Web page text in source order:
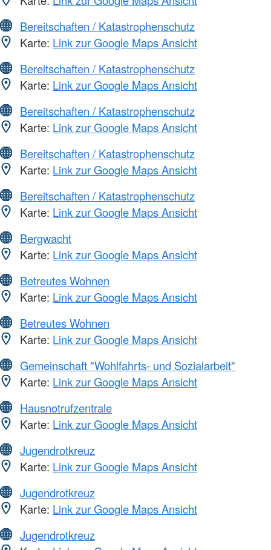
Bereitschaften / Katastrophenschutz
Karte: Link zur Google Maps Ansicht
Bereitschaften / Katastrophenschutz
Karte: Link zur Google Maps Ansicht
Bereitschaften / Katastrophenschutz
Karte: Link zur Google Maps Ansicht
Bereitschaften / Katastrophenschutz
Karte: Link zur Google Maps Ansicht
Bereitschaften / Katastrophenschutz
Karte: Link zur Google Maps Ansicht
Bergwacht
Karte: Link zur Google Maps Ansicht
Betreutes Wohnen
Karte: Link zur Google Maps Ansicht
Betreutes Wohnen
Karte: Link zur Google Maps Ansicht
Gemeinschaft "Wohlfahrts- und Sozialarbeit"
Karte: Link zur Google Maps Ansicht
Hausnotrufzentrale
Karte: Link zur Google Maps Ansicht
Jugendrotkreuz
Karte: Link zur Google Maps Ansicht
Jugendrotkreuz
Karte: Link zur Google Maps Ansicht
Jugendrotkreuz